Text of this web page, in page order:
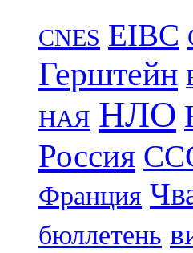
CNES EIBC
Герштейн
НАЯ НЛО
Россия
Франция
бюллетень